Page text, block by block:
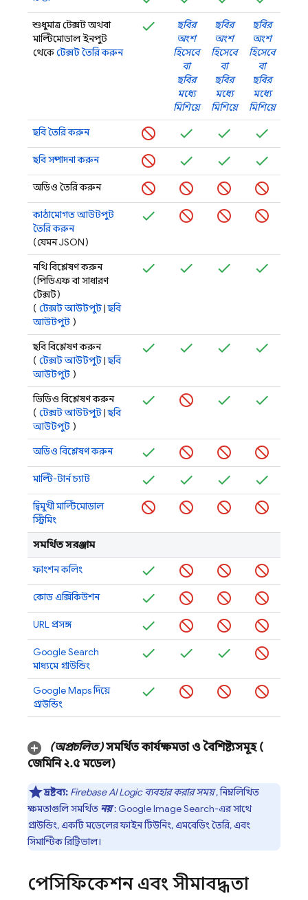
শুধুমাত্র টেক্সট অথবা
মাল্টিমোডাল ইনপুট
থেকেটেক্সট তৈরি করুন
ছবির
অংশ
হিসেবে
বা
ছবির
মধ্যে
মিশিয়ে
ছবির
অংশ
হিসেবে
বা
ছবির
মধ্যে
মিশিয়ে
ছবির
অংশ
হিসেবে
বা
ছবির
মধ্যে
মিশিয়ে
ছবি তৈরি করুন
ছবি সম্পাদনা করুন
অডিও তৈরি করুন
কাঠামোগত আউটপুট
তৈরি করুন
(যেমন JSON)
নথি বিশ্লেষণ করুন
(পিডিএফ বা সাধারণ
টেক্সট)
( টেক্সট আউটপুট|ছবি
আউটপুট )
ছবি বিশ্লেষণ করুন
( টেক্সট আউটপুট|ছবি
আউটপুট )
ভিডিও বিশ্লেষণ করুন
( টেক্সট আউটপুট|ছবি
আউটপুট )
অডিও বিশ্লেষণ করুন
মাল্টি-টার্ন চ্যাট
দ্বিমুখী মাল্টিমোডাল
স্ট্রিমিং
সমর্থিত সরঞ্জাম
ফাংশন কলিং
কোড এক্সিকিউশন
URL প্রসঙ্গ
Google Search
মাধ্যমে গ্রাউন্ডিং
Google Mapsদিয়ে
গ্রাউন্ডিং
(অপ্রচলিত)সমর্থিত কার্যক্ষমতা ও বৈশিষ্ট্যসমূহ (
জেমিনি ২.৫ মডেল)
দ্রষ্টব্য: Firebase AI Logicব্যবহার করার সময়, নিম্নলিখিত
ক্ষমতাগুলি সমর্থিত নয়: Google Image Search-এর সাথে
গ্রাউন্ডিং, একটি মডেলের ফাইন টিউনিং, এমবেডিং তৈরি, এবং
সিমান্টিক রিট্রিভাল।
স্পেসিফিকেশন এবং সীমাবদ্ধতা